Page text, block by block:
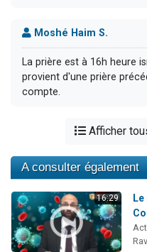
Moshé Haim S.
La prière est à 16h heure
provient d'une prière
compte.
Afficher
A consulter également
16:29